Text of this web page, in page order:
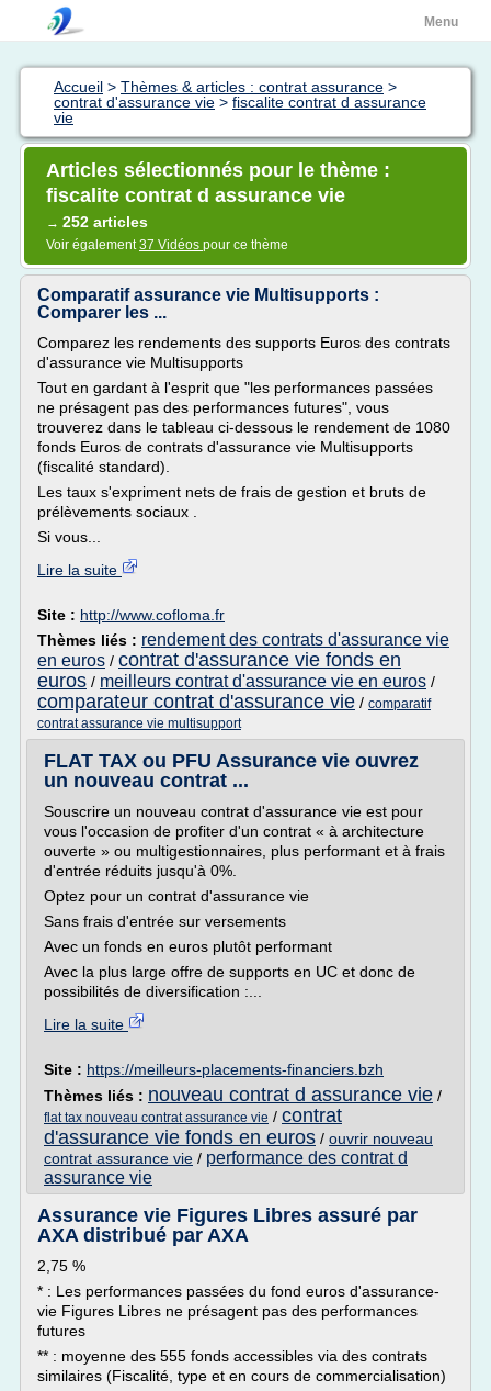
Menu
Accueil > Thèmes & articles : contrat assurance >
contrat d'assurance vie > fiscalite contrat d assurance
vie
Articles sélectionnés pour le thème :
fiscalite contrat d assurance vie
→ 252 articles
Voir également37 Vidéos pour ce thème
Comparatif assurance vie Multisupports :
Comparer les ...
Comparez les rendements des supports Euros des contrats
d'assurance vie Multisupports
Tout en gardant à l'esprit que "les performances passées
ne présagent pas des performances futures", vous
trouverez dans le tableau ci-dessous le rendement de 1080
fonds Euros de contrats d'assurance vie Multisupports
(fiscalité standard).
Les taux s'expriment nets de frais de gestion et bruts de
prélèvements sociaux .
Si vous...
Lire la suite
Site : http://www.cofloma.fr
Thèmes liés : rendement des contrats d'assurance vie
en euros / contrat d'assurance vie fonds en
euros / meilleurs contrat d'assurance vie en euros /
comparateur contrat d'assurance vie / comparatif
contrat assurance vie multisupport
FLAT TAX ou PFU Assurance vie ouvrez
un nouveau contrat ...
Souscrire un nouveau contrat d'assurance vie est pour
vous l'occasion de profiter d'un contrat « à architecture
ouverte » ou multigestionnaires, plus performant et à frais
d'entrée réduits jusqu'à 0%.
Optez pour un contrat d'assurance vie
Sans frais d'entrée sur versements
Avec un fonds en euros plutôt performant
Avec la plus large offre de supports en UC et donc de
possibilités de diversification :...
Lire la suite
Site : https://meilleurs-placements-financiers.bzh
Thèmes liés : nouveau contrat d assurance vie /
flat tax nouveau contrat assurance vie / contrat
d'assurance vie fonds en euros / ouvrir nouveau
contrat assurance vie / performance des contrat d
assurance vie
Assurance vie Figures Libres assuré par
AXA distribué par AXA
2,75 %
* : Les performances passées du fond euros d'assurance-
vie Figures Libres ne présagent pas des performances
futures
** : moyenne des 555 fonds accessibles via des contrats
similaires (Fiscalité, type et en cours de commercialisation)